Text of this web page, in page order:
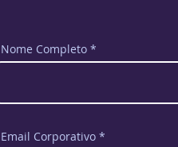
Nome Completo
Email Corporativo